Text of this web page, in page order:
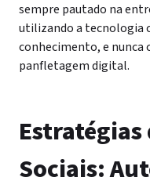
sempre pautado na
utilizando a tecnologia
conhecimento, e nunca
panfletagem digital.
Estratégias
Sociais: